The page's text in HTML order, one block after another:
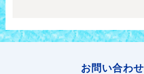
お問い合わせ